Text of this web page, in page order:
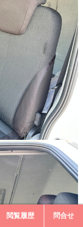
閲覧履歴 問合せ